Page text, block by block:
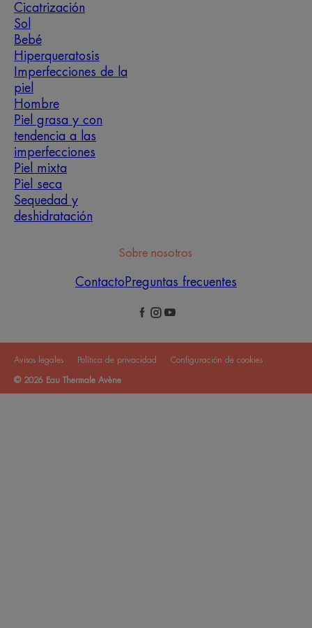
Cicatrización
Sol
Bebé
Hiperqueratosis
Imperfecciones de la
piel
Hombre
Piel grasa y con
tendencia a las
imperfecciones
Piel mixta
Piel seca
Sequedad y
deshidratación
Sobre nosotros
Contacto Preguntas frecuentes
Avisos legales Política de privacidad Configuración de cookies
© 2026 Eau Thermale Avène